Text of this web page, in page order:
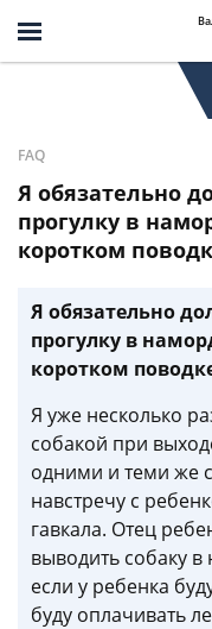
FAQ
Я обязательно
прогулку в
коротком
Я обязательно
прогулку в
коротком
Я уже несколько
собакой при
одними и теми же
навстречу с
гавкала. Отец
выводить собаку
если у ребенка
буду оплачивать